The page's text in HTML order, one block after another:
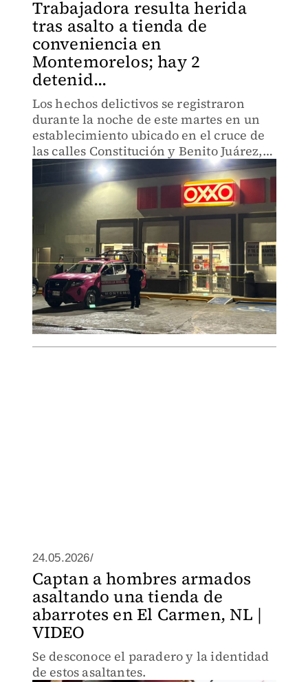
Trabajadora resulta herida
tras asalto a tienda de
conveniencia en
Montemorelos; hay 2
detenid...
Los hechos delictivos se registraron
durante la noche de este martes en un
establecimiento ubicado en el cruce de
las calles Constitución y Benito Juárez,
en el Barrio Mendívil.
24.05.2026/
Captan a hombres armados
asaltando una tienda de
abarrotes en El Carmen, NL |
VIDEO
Se desconoce el paradero y la identidad
de estos asaltantes.